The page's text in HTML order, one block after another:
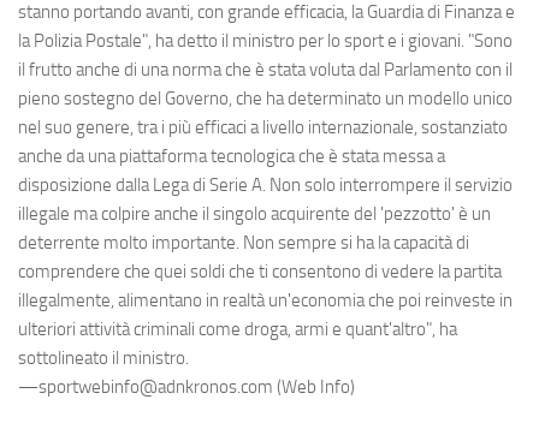
stanno portando avanti, con grande efficacia, la Guardia di Finanza e
la Polizia Postale", ha detto il ministro per lo sport e i giovani. "Sono
il frutto anche di una norma che è stata voluta dal Parlamento con il
pieno sostegno del Governo, che ha determinato un modello unico
nel suo genere, tra i più efficaci a livello internazionale, sostanziato
anche da una piattaforma tecnologica che è stata messa a
disposizione dalla Lega di Serie A. Non solo interrompere il servizio
illegale ma colpire anche il singolo acquirente del 'pezzotto' è un
deterrente molto importante. Non sempre si ha la capacità di
comprendere che quei soldi che ti consentono di vedere la partita
illegalmente, alimentano in realtà un'economia che poi reinveste in
ulteriori attività criminali come droga, armi e quant'altro", ha
sottolineato il ministro.
—sportwebinfo@adnkronos.com (Web Info)